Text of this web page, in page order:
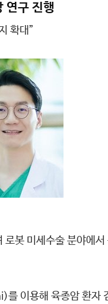
연구 진행
확대”
봇 미세수술 분야에
를 이용해 육종암 환자